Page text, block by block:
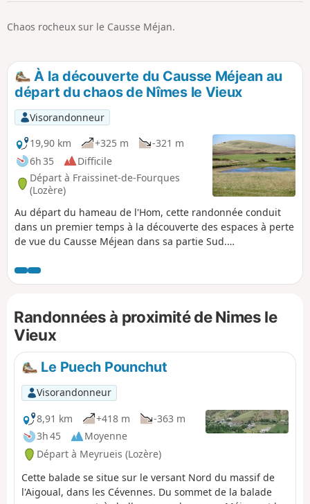
Chaos rocheux sur le Causse Méjan.
À la découverte du Causse Méjean au
départ du chaos de Nîmes le Vieux
Visorandonneur
19,90 km
+325 m
-321 m
6h 35
Difficile
Départ à Fraissinet-de-Fourques
(Lozère)
Au départ du hameau de l'Hom, cette randonnée conduit
dans un premier temps à la découverte des espaces à perte
de vue du Causse Méjean dans sa partie Sud.
de parcelles cultivées et de bois de résineux qui permettent
de fixer l'immensité du paysage. Elle se conclut par la visite
hérissé de centaines de rochers aux formes étranges
sculptés par l'érosion. Des planches explicatives
judicieusement positionnées complètent intelligemment ce
parcours. Une belle journée, ponctuée par la traversée des
hameaux caussenards de l'Hom, du Veygalier et de
Villeuneuve, à l'architecture remarquable.
Randonnées à proximité de Nimes le
Vieux
Le Puech Pounchut
Visorandonneur
8,91 km
+418 m
-363 m
3h 45
Moyenne
Départ à Meyrueis (Lozère)
Cette balade se situe sur le versant Nord du massif de
l'Aigoual, dans les Cévennes. Du sommet de la balade